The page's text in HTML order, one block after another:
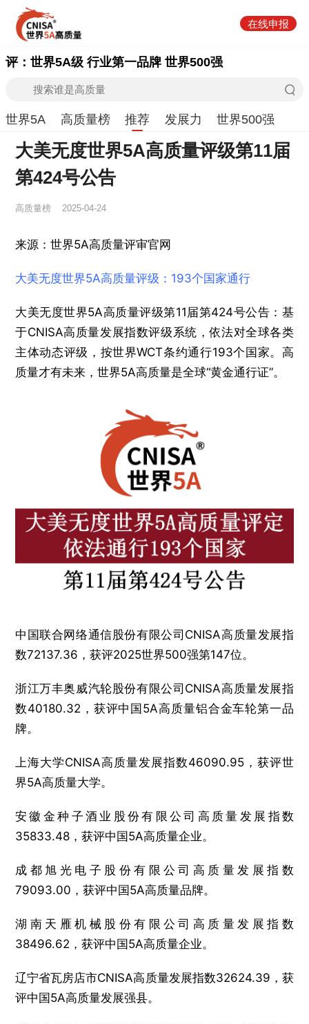
在线申报
评：世界5A级 行业第一品牌 世界500强
世界5A 高质量榜 推荐 发展力 世界500强
大美无度世界5A高质量评级第11届
第424号公告
高质量榜 2025-04-24
来源：世界5A高质量评审官网
大美无度世界5A高质量评级：193个国家通行
大美无度世界5A高质量评级第11届第424号公告：基
于CNISA高质量发展指数评级系统，依法对全球各类
主体动态评级，按世界WCT条约通行193个国家。高
质量才有未来，世界5A高质量是全球“黄金通行证”。
中国联合网络通信股份有限公司CNISA高质量发展指
数72137.36，获评2025世界500强第147位。
浙江万丰奥威汽轮股份有限公司CNISA高质量发展指
数40180.32，获评中国5A高质量铝合金车轮第一品
牌。
上海大学CNISA高质量发展指数46090.95，获评世
界5A高质量大学。
安徽金种子酒业股份有限公司高质量发展指数
35833.48，获评中国5A高质量企业。
成都旭光电子股份有限公司高质量发展指数
79093.00，获评中国5A高质量品牌。
湖南天雁机械股份有限公司高质量发展指数
38496.62，获评中国5A高质量企业。
辽宁省瓦房店市CNISA高质量发展指数32624.39，获
评中国5A高质量发展强县。